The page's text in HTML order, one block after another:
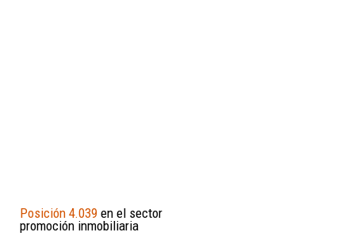
Posición 4.039 en el sector
promoción inmobiliaria